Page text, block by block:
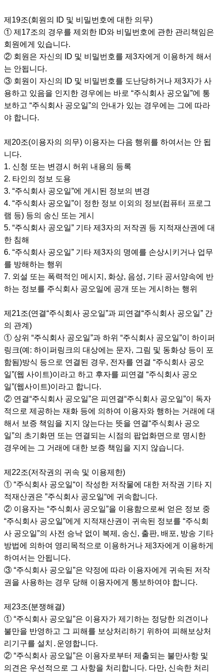
제19조(회원의 ID 및 비밀번호에 대한 의무)
① 제17조의 경우를 제외한 ID와 비밀번호에 관한 관리책임은
회원에게 있습니다.
② 회원은 자신의 ID 및 비밀번호를 제3자에게 이용하게 해서
는 안됩니다.
③ 회원이 자신의 ID 및 비밀번호를 도난당하거나 제3자가 사
용하고 있음을 인지한 경우에는 바로 “주식회사 공오일”에 통
보하고 “주식회사 공오일”의 안내가 있는 경우에는 그에 따라
야 합니다.
제20조(이용자의 의무) 이용자는 다음 행위를 하여서는 안 됩
니다.
1. 신청 또는 변경시 허위 내용의 등록
2. 타인의 정보 도용
3. “주식회사 공오일”에 게시된 정보의 변경
4. “주식회사 공오일”이 정한 정보 이외의 정보(컴퓨터 프로그
램 등) 등의 송신 또는 게시
5. “주식회사 공오일” 기타 제3자의 저작권 등 지적재산권에 대
한 침해
6. “주식회사 공오일” 기타 제3자의 명예를 손상시키거나 업무
를 방해하는 행위
7. 외설 또는 폭력적인 메시지, 화상, 음성, 기타 공서양속에 반
하는 정보를 주식회사 공오일에 공개 또는 게시하는 행위
제21조(연결“주식회사 공오일”과 피연결“주식회사 공오일” 간
의 관계)
① 상위 “주식회사 공오일”과 하위 “주식회사 공오일”이 하이퍼
링크(예: 하이퍼링크의 대상에는 문자, 그림 및 동화상 등이 포
함됨)방식 등으로 연결된 경우, 전자를 연결 “주식회사 공오
일”(웹 사이트)이라고 하고 후자를 피연결 “주식회사 공오
일”(웹사이트)이라고 합니다.
② 연결“주식회사 공오일”은 피연결“주식회사 공오일”이 독자
적으로 제공하는 재화 등에 의하여 이용자와 행하는 거래에 대
해서 보증 책임을 지지 않는다는 뜻을 연결“주식회사 공오
일”의 초기화면 또는 연결되는 시점의 팝업화면으로 명시한
경우에는 그 거래에 대한 보증 책임을 지지 않습니다.
제22조(저작권의 귀속 및 이용제한)
① “주식회사 공오일“이 작성한 저작물에 대한 저작권 기타 지
적재산권은 ”주식회사 공오일“에 귀속합니다.
② 이용자는 “주식회사 공오일”을 이용함으로써 얻은 정보 중
“주식회사 공오일”에게 지적재산권이 귀속된 정보를 “주식회
사 공오일”의 사전 승낙 없이 복제, 송신, 출판, 배포, 방송 기타
방법에 의하여 영리목적으로 이용하거나 제3자에게 이용하게
하여서는 안됩니다.
③ “주식회사 공오일”은 약정에 따라 이용자에게 귀속된 저작
권을 사용하는 경우 당해 이용자에게 통보하여야 합니다.
제23조(분쟁해결)
① “주식회사 공오일”은 이용자가 제기하는 정당한 의견이나
불만을 반영하고 그 피해를 보상처리하기 위하여 피해보상처
리기구를 설치․운영합니다.
② “주식회사 공오일”은 이용자로부터 제출되는 불만사항 및
의견은 우선적으로 그 사항을 처리합니다. 다만, 신속한 처리